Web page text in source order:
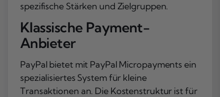
spezifische Stärken und Zielgruppen.
Klassische Payment-
Anbieter
PayPal bietet mit PayPal Micropayments ein
spezialisiertes System für kleine
Transaktionen an. Die Kostenstruktur ist für